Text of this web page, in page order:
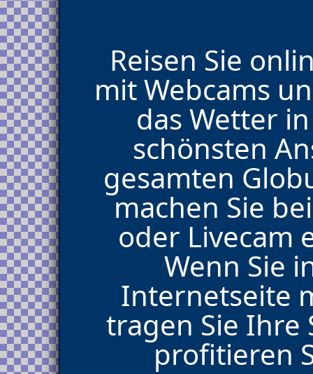
Reisen Sie
mit Webcams
das Wetter
schönsten
gesamten
machen Sie
oder Livecam
Wenn Sie
Internetseite
tragen Sie Ihre
profitieren